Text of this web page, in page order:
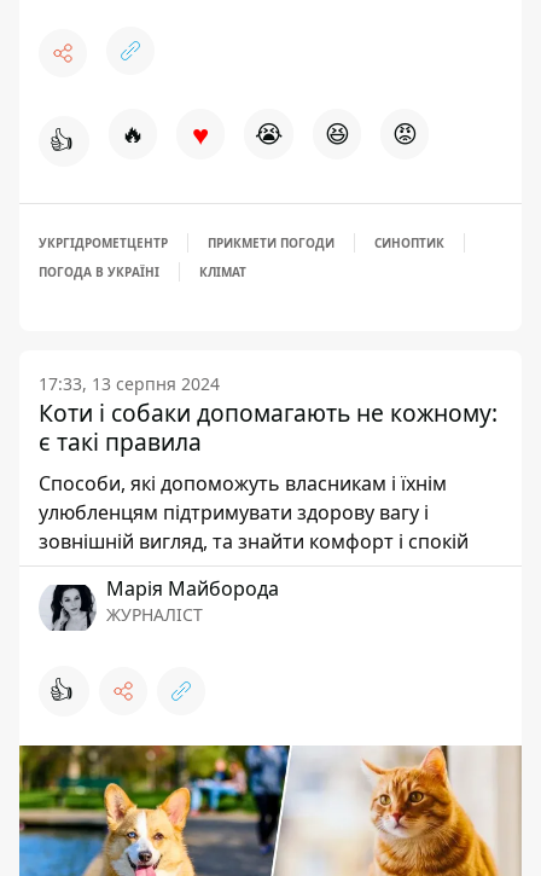
👍 🔥 ♥ 😭 😆 😡
УКРГІДРОМЕТЦЕНТР ПРИКМЕТИ ПОГОДИ
СИНОПТИК
ПОГОДА В УКРАЇНІ
КЛІМАТ
17:33, 13 серпня 2024
Коти і собаки допомагають не кожному:
є такі правила
Способи, які допоможуть власникам і їхнім
улюбленцям підтримувати здорову вагу і
зовнішній вигляд, та знайти комфорт і спокій
Марія Майборода
ЖУРНАЛІСТ
👍